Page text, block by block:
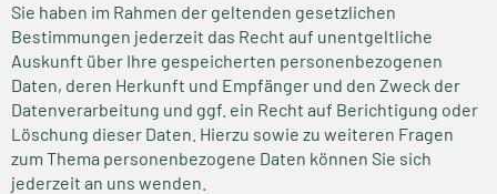
Sie haben im Rahmen der geltenden gesetzlichen
Bestimmungen jederzeit das Recht auf unentgeltliche
Auskunft über Ihre gespeicherten personenbezogenen
Daten, deren Herkunft und Empfänger und den Zweck der
Datenverarbeitung und ggf. ein Recht auf Berichtigung oder
Löschung dieser Daten. Hierzu sowie zu weiteren Fragen
zum Thema personenbezogene Daten können Sie sich
jederzeit an uns wenden.